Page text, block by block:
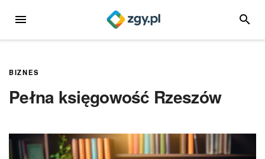
MENU
BIZNES
Pełna księgowość Rzeszów